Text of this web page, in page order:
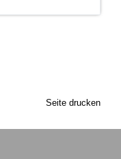
Seite drucken